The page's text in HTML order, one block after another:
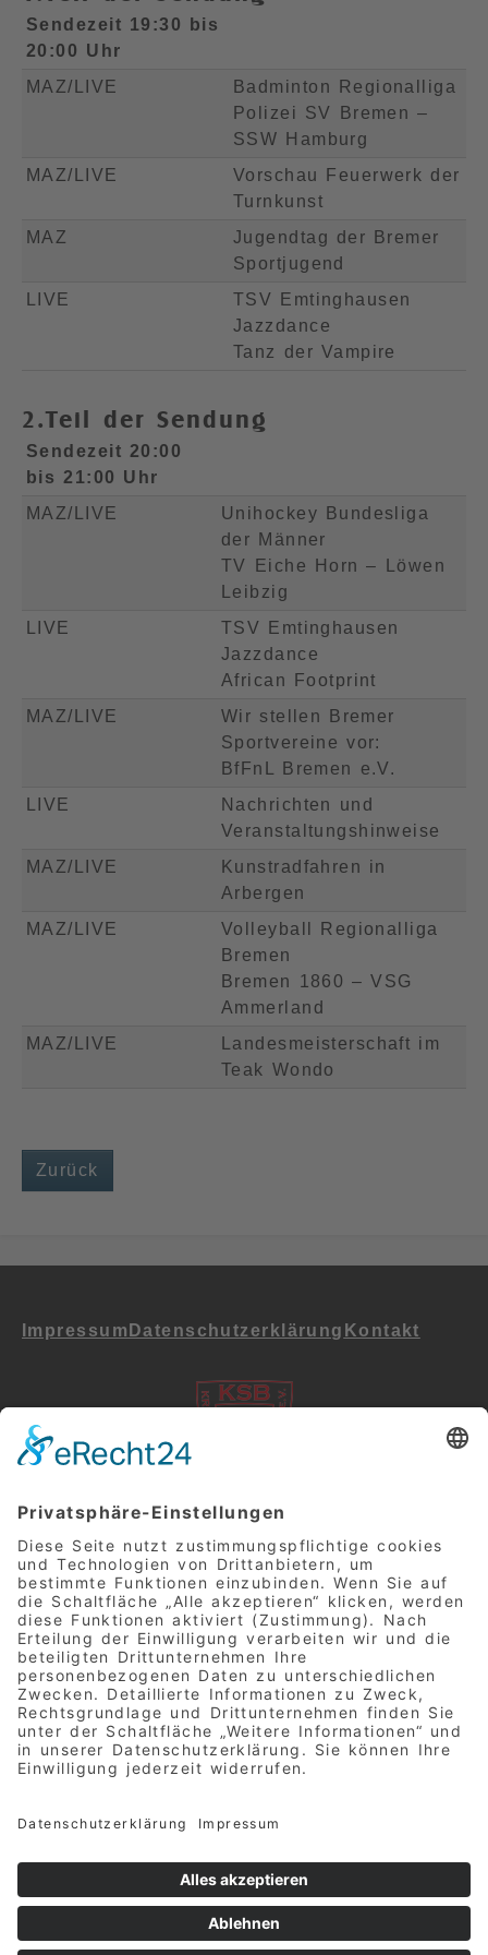
Sendezeit 19:30 bis
20:00 Uhr
MAZ/LIVE
Badminton Regionalliga
Polizei SV Bremen –
SSW Hamburg
MAZ/LIVE
Vorschau Feuerwerk der
Turnkunst
MAZ
Jugendtag der Bremer
Sportjugend
LIVE
TSV Emtinghausen
Jazzdance
Tanz der Vampire
2.Teil der Sendung
Sendezeit 20:00
bis 21:00 Uhr
MAZ/LIVE
Unihockey Bundesliga
der Männer
TV Eiche Horn – Löwen
Leibzig
LIVE
TSV Emtinghausen
Jazzdance
African Footprint
MAZ/LIVE
Wir stellen Bremer
Sportvereine vor:
BfFnL Bremen e.V.
LIVE
Nachrichten und
Veranstaltungshinweise
MAZ/LIVE
Kunstradfahren in
Arbergen
MAZ/LIVE
Volleyball Regionalliga
Bremen
Bremen 1860 – VSG
Ammerland
MAZ/LIVE
Landesmeisterschaft im
Teak Wondo
Zurück
Impressum Datenschutz­erklärung Kontakt
Bremer Sport-TV
Ralph Haberland (Sendeleitung)
Wohlers Eichen 25
28239 Bremen
Deutschland
Netzwerken
Facebook
Instagram
YouTube
© 2024 - 2026 Bremer Sport-TV